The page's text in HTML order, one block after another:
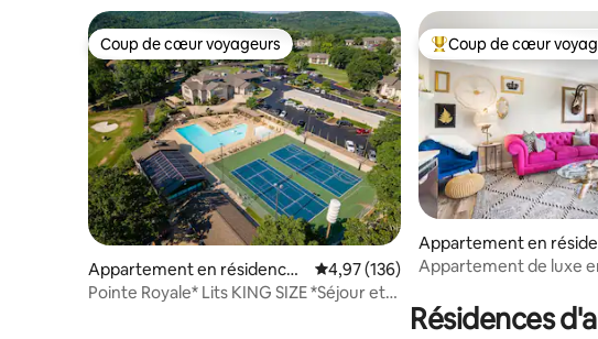
Coup de cœur voyageurs
Coup de cœur voyageurs
Appartement en résidence ⋅
Branson
Évaluation moyenne sur la base de
4,97 (136)
Pointe Royale* Lits KING SIZE *Séjour et
Coups de cœur
Coup de cœur
Appartement en
Branson
Appartement de luxe
Résidences